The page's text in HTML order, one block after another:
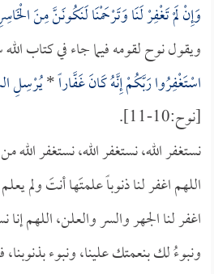
وَإِنْ لَمْ تَغْفِرْ لَنَا وَتَرْحَمْنَا لَنَكُونَنَّ مِنَ
ويقول نوح لقومه فيما جاء في كتاب
اسْتَغْفِرُوا رَبَّكُمْ إِنَّهُ كَانَ غَفَّاراً*يُرْسِلِ
[نوح:10-11].
نستغفر الله، نستغفر الله، نستغفر الله
اللهم اغفر لنا ذنوباً علمتَها أنتَ ولم
اغفر لنا الجهر والسر والعلن، اللهم
ونبوءُ لك بنعمتك علينا، ونبوء بذنوبنا،